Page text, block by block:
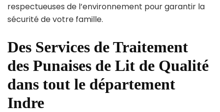
respectueuses de l’environnement pour garantir la
sécurité de votre famille.
Des Services de Traitement
des Punaises de Lit de Qualité
dans tout le département
Indre